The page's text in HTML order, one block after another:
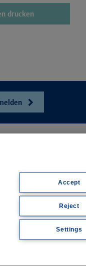
drucken
Kontakt
Web-Semniare
Anwenderberichte
Accept
Reject
Settings